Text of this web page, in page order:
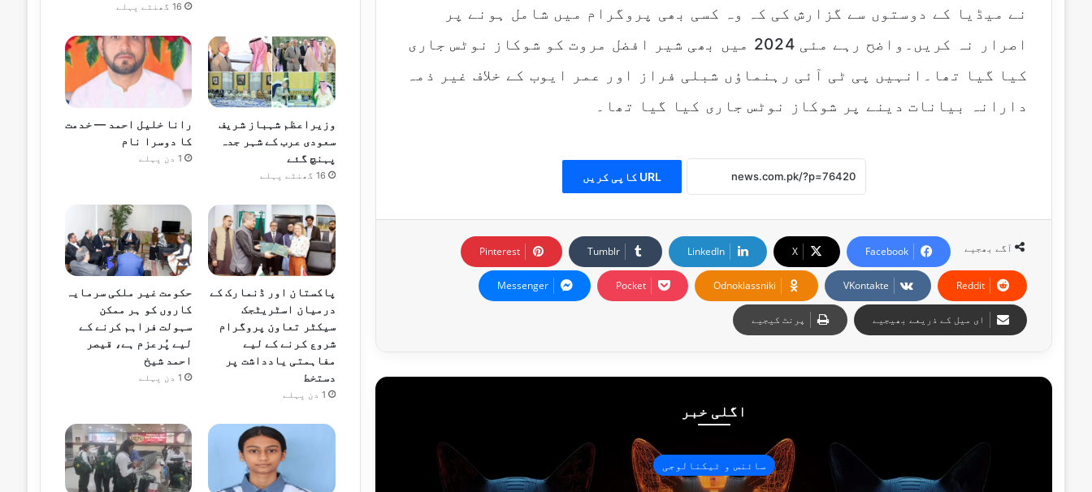
نے میڈیا کے دوستوں سے گزارش کی کہ وہ کسی بھی پروگرام میں شامل ہونے پر
اصرار نہ کریں۔واضح رہے مئی 2024 میں بھی شیر افضل مروت کو شوکاز نوٹس جاری
کیا گیا تھا۔انہیں پی ٹی آئی رہنماؤں شبلی فراز اور عمر ایوب کے خلاف غیر ذمہ
دارانہ بیانات دینے پر شوکاز نوٹس جاری کیا گیا تھا۔
URL کاپی کریں
آگے بھجیے Facebook
X
LinkedIn
Tumblr
Pinterest
Reddit
VKontakte
Odnoklassniki
Pocket
Messenger
ای میل کے ذریعے بھیجیے پرنٹ کیجیے
اگلی خبر
سائنس و ٹیکنالوجی
16 گھنٹے پہلے
وزیراعظم شہباز شریف
سعودی عرب کے شہر جدہ
پہنچ گئے
16 گھنٹے پہلے
رانا خلیل احمد — خدمت
کا دوسرا نام
1 دن پہلے
پاکستان اور ڈنمارک کے
درمیان اسٹریٹجک
سیکٹر تعاون پروگرام
شروع کرنے کے لیے
مفاہمتی یادداشت پر
دستخط
1 دن پہلے
حکومت غیر ملکی سرمایہ
کاروں کو ہر ممکن
سہولت فراہم کرنے کے
لیے پُرعزم ہے، قیصر
احمد شیخ
1 دن پہلے